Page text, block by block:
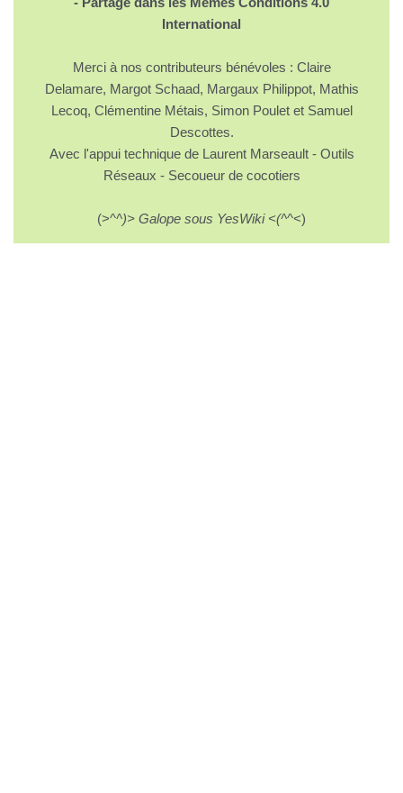
International
Merci à nos contributeurs bénévoles : Claire
Delamare, Margot Schaad, Margaux Philippot, Mathis
Lecoq, Clémentine Métais, Simon Poulet et Samuel
Descottes.
Avec l'appui technique de Laurent Marseault - Outils
Réseaux - Secoueur de cocotiers
(>^^)> Galope sous YesWiki <(^^<)